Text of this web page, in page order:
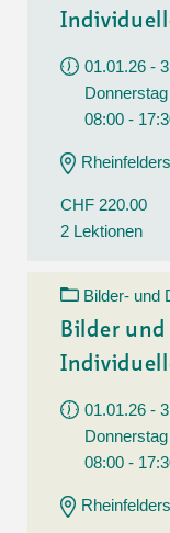
01.01.26 -
Donnerstag
08:00 -
CHF 220.00
2 Lektionen
Bilder- und
Bilder
01.01.26 -
Donnerstag
08:00 -